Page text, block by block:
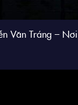
Văn Tráng –